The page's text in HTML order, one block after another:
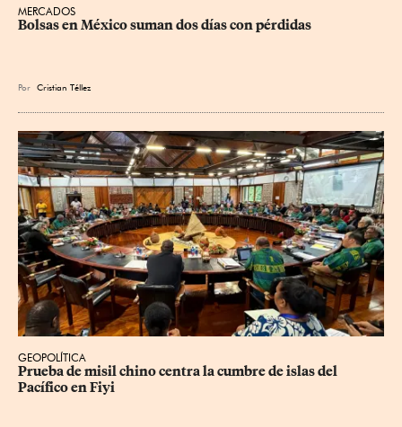
MERCADOS
Bolsas en México suman dos días con pérdidas
Por Cristian Téllez
GEOPOLÍTICA
Prueba de misil chino centra la cumbre de islas del
Pacífico en Fiyi